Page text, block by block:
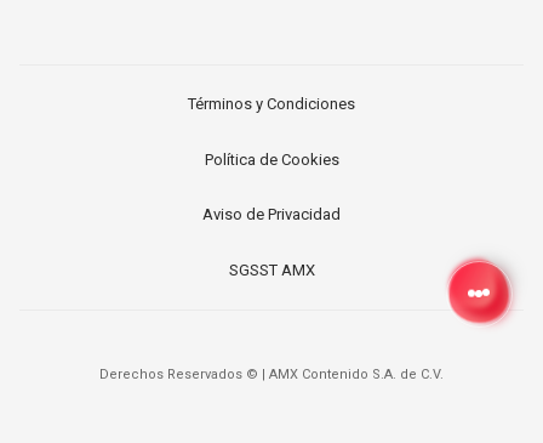
Términos y Condiciones
Política de Cookies
Aviso de Privacidad
SGSST AMX
Derechos Reservados © AMX Contenido S.A. de C.V.